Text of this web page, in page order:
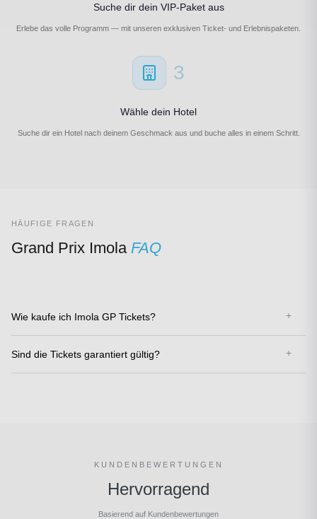
Suche dir dein VIP-Paket aus
Erlebe das volle Programm — mit unseren exklusiven Ticket- und Erlebnispaketen.
3
Wähle dein Hotel
Suche dir ein Hotel nach deinem Geschmack aus und buche alles in einem Schritt.
HÄUFIGE FRAGEN
Grand Prix Imola FAQ
Wie kaufe ich Imola GP Tickets?
Sind die Tickets garantiert gültig?
KUNDENBEWERTUNGEN
Hervorragend
Basierend auf Kundenbewertungen